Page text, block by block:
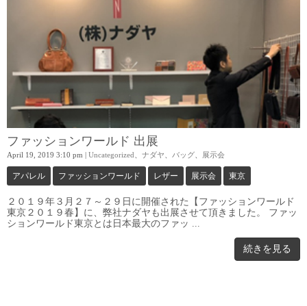
ファッションワールド 出展
April 19, 2019 3:10 pm | Uncategorized ナダヤ バッグ 展示会
アパレル ファッションワールド レザー 展示会 東京
２０１９年３月２７～２９日に開催された【ファッションワールド
東京２０１９春】に、弊社ナダヤも出展させて頂きました。 ファッ
ションワールド東京とは日本最大のファッ ...
続きを見る